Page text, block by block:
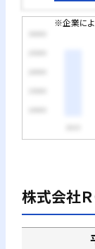
※企業によ
株式会社